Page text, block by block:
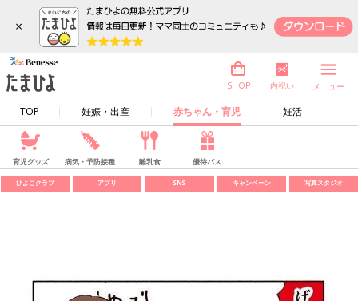
×
TOP 妊娠・出産 赤ちゃん・育児 妊活
SHOP 内祝い メニュー
育児グッズ 病気・予防接種 離乳食 優待パス
ひよこクラブ アプリ SNS キャンペーン 写真スタジオ